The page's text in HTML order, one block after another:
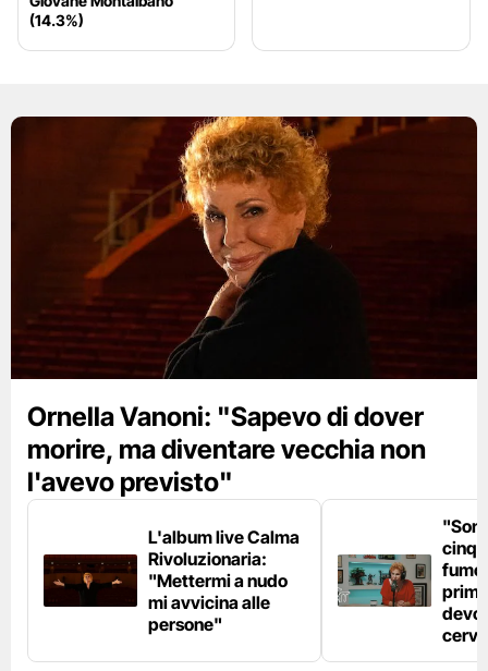
(14.3%)
Ornella Vanoni: "Sapevo di dover
morire, ma diventare vecchia non
l'avevo previsto"
L'album live Calma
Rivoluzionaria:
"Mettermi a nudo
mi avvicina alle
persone"
fumo
devo